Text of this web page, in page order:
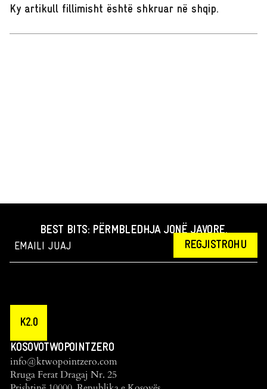
Ky artikull fillimisht është shkruar në shqip.
BEST BITS: PËRMBLEDHJA JONË JAVORE.
REGJISTROHU
K2.0
KOSOVOTWOPOINTZERO
info@ktwopointzero.com
Rruga Ferat Dragaj Nr. 25